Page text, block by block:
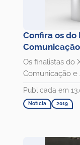
Confira os do
Os finalistas do
Comunicação e
Os vencedores
Publicada em
Notícia 2019